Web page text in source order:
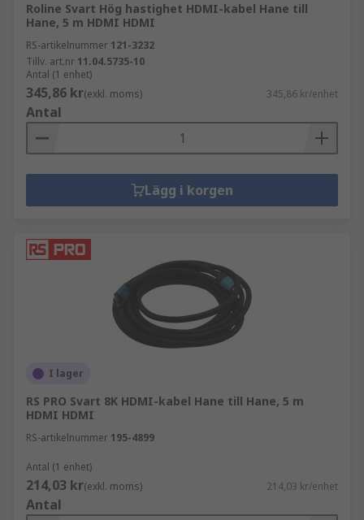
Roline Svart Hög hastighet HDMI-kabel Hane till
Hane, 5 m HDMI HDMI
RS-artikelnummer 121-3232
Tillv. art.nr 11.04.5735-10
Antal (1 enhet)
345,86 kr(exkl. moms) 345,86 kr/enhet
Antal
Lägg i korgen
I lager
RS PRO Svart 8K HDMI-kabel Hane till Hane, 5 m
HDMI HDMI
RS-artikelnummer 195-4899
Antal (1 enhet)
214,03 kr(exkl. moms) 214,03 kr/enhet
Antal